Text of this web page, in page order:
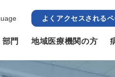
よくアクセスされる
門 地域医療機関の方